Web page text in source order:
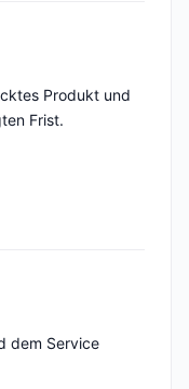
Produkt und
Frist.
dem Service